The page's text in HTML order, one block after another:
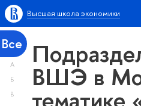
Высшая школа экономики
Все
А
Б
В
ВШЭ в
тематике